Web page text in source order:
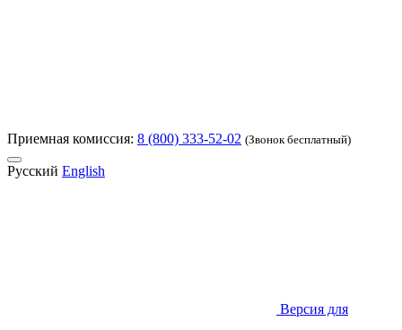
Приемная комиссия: 8 (800) 333-52-02 (Звонок бесплатный)
Русский English
Версия для